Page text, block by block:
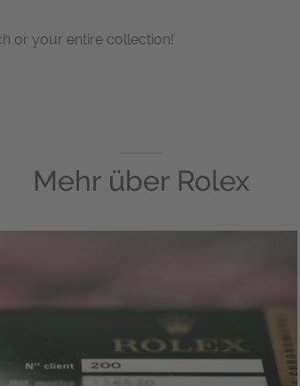
or your entire collection!
Mehr über Rolex